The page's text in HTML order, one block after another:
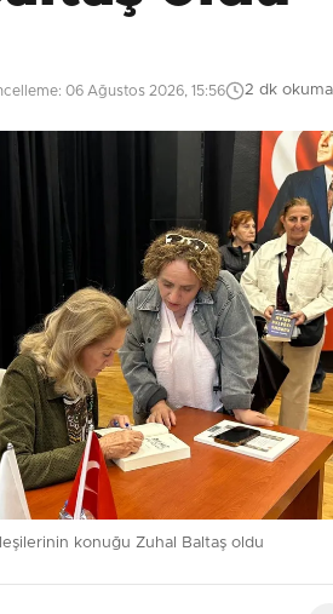
06 Ağustos 2026, 15:56 2 dk okuma
konuğu Zuhal Baltaş oldu